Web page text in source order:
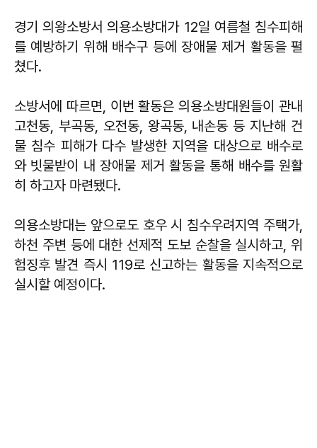
경기 의왕소방서 의용소방대가 12일 여름철 침수피해
를 예방하기 위해 배수구 등에 장애물 제거 활동을 펼
쳤다.
소방서에 따르면, 이번 활동은 의용소방대원들이 관내
고천동, 부곡동, 오전동, 왕곡동, 내손동 등 지난해 건
물 침수 피해가 다수 발생한 지역을 대상으로 배수로
와 빗물받이 내 장애물 제거 활동을 통해 배수를 원활
히 하고자 마련됐다.
의용소방대는 앞으로도 호우 시 침수우려지역 주택가,
하천 주변 등에 대한 선제적 도보 순찰을 실시하고, 위
험징후 발견 즉시 119로 신고하는 활동을 지속적으로
실시할 예정이다.